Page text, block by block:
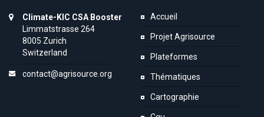
Climate-KIC CSA Booster
Limmatstrasse 264
8005 Zurich
Switzerland
contact@agrisource.org
Accueil
Projet Agrisource
Plateformes
Thématiques
Cartographie